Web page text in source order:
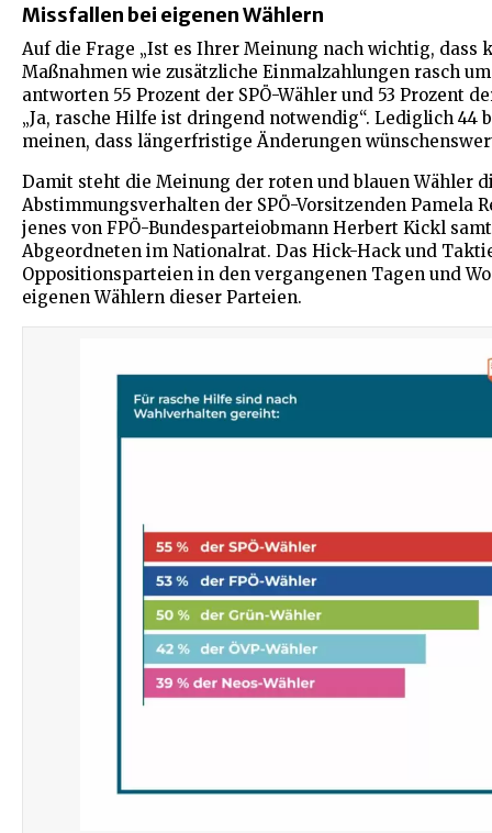
Missfallen bei eigenen Wählern
Auf die Frage „Ist es Ihrer Meinung nach wichtig, dass
Maßnahmen wie zusätzliche Einmalzahlungen rasch
antworten 55 Prozent der SPÖ-Wähler und 53 Prozent
„Ja, rasche Hilfe ist dringend notwendig“. Lediglich 44
meinen, dass längerfristige Änderungen
Damit steht die Meinung der roten und blauen Wähler
Abstimmungsverhalten der SPÖ-Vorsitzenden Pamela
jenes von FPÖ-Bundesparteiobmann Herbert Kickl
Abgeordneten im Nationalrat. Das Hick-Hack und
Oppositionsparteien in den vergangenen Tagen und
eigenen Wählern dieser Parteien.